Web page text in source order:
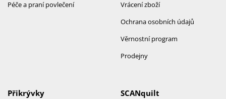
Péče a praní povlečení
Vrácení zboží
Ochrana osobních údajů
Věrnostní program
Prodejny
SCANquilt
Přikrývky